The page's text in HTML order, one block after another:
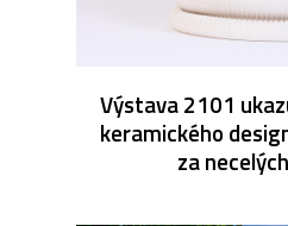
Výstava 2101
keramického
za